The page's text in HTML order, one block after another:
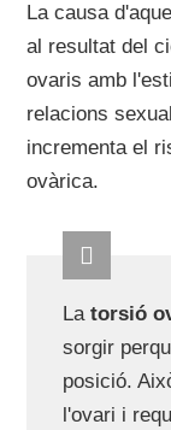
La causa
al resultat del
ovaris amb
relacions
incrementa el
ovàrica.
Latorsió
sorgir
posició.
l'ovari i